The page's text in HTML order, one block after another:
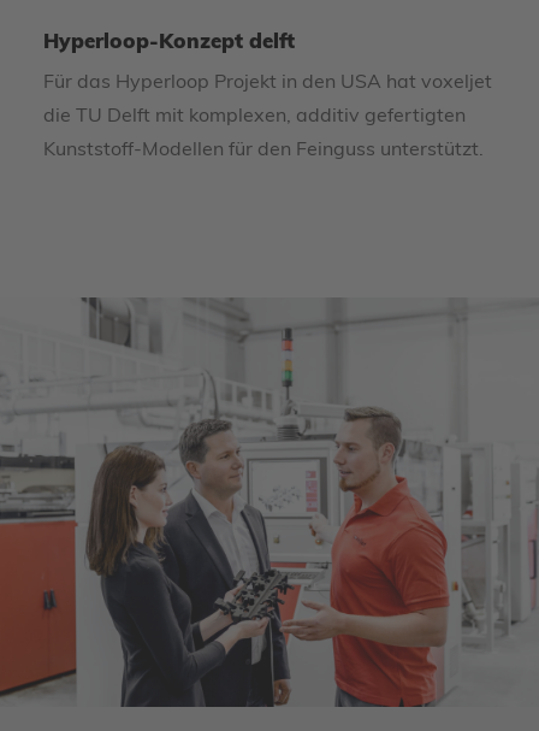
Hyperloop-Konzept delft
Für das Hyperloop Projekt in den USA hat voxeljet
die TU Delft mit komplexen, additiv gefertigten
Kunststoff-Modellen für den Feinguss unterstützt.